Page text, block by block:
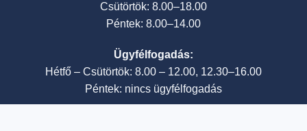
Csütörtök: 8.00–18.00
Péntek: 8.00–14.00
Ügyfélfogadás:
Hétfő – Csütörtök: 8.00 – 12.00, 12.30–16.00
Péntek: nincs ügyfélfogadás